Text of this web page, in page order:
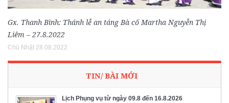
Gx. Thanh Bình: Thánh lễ an táng Bà cố Martha Nguyễn Thị
Liêm – 27.8.2022
Chủ Nhật 28.08.2022
TIN/ BÀI MỚI
Lịch Phụng vụ từ ngày 09.8 đến 16.8.2026